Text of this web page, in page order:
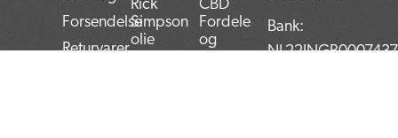
Bank:
Forsendelse
Returvarer
Rick
Simpson
olie
CBD
Fordele
og